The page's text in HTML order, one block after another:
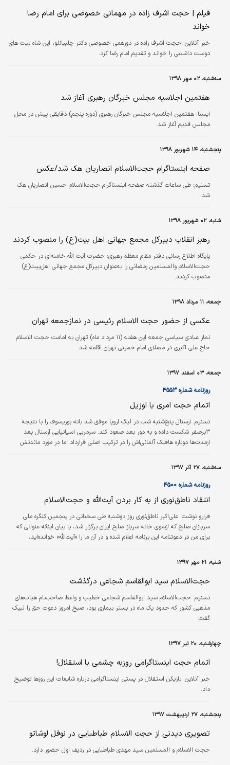
فیلم | حجت اشرف زاده در مهمانی خصوصی برای امام رضا
خواند
خبر آنلاین: حجت اشرف زاده در دورهمی خصوصی دکتر چلبیانلو، این شاه بیت های
دوست داشتنی را خواند و تقدیم امام رضا کرد.
سه‌شنبه، ۰۲ مهر ۱۳۹۸
هفتمین اجلاسیه مجلس خبرگان رهبری آغاز شد
ايسنا: هفتمین اجلاسیه مجلس خبرگان رهبری (دوره پنجم) دقایقی پیش در محل
مجلس قدیم آغاز شد.
پنجشنبه، ۱۴ شهریور ۱۳۹۸
صفحه اینستاگرام حجت‌الاسلام انصاریان هک شد/عکس
تسنیم: طی ساعات گذشته صفحه اینستاگرام حجت‌الاسلام حسین انصاریان هک
شد.
شنبه، ۰۲ شهریور ۱۳۹۸
رهبر انقلاب دبیرکل مجمع جهانی اهل‌ بیت(ع) را منصوب کردند
پایگاه اطلاع رسانی دفتر مقام معظم رهبری: حضرت آیت الله خامنه‌ای در حکمی
حجت‌الاسلام والمسلمین رمضانی را به‌عنوان دبیرکل مجمع جهانی اهل‌بیت(ع)
منصوب کردند.
جمعه، ۱۱ مرداد ۱۳۹۸
عکسی از حضور حجت الاسلام‌ رئیسی در نمازجمعه تهران
نماز عبادی سیاسی جمعه این هفته (۱۱ مرداد ماه) تهران به امامت حجت الاسلام‌
حاج علی اکبری در مصلای امام خمینی تهران اقامه شد.
جمعه، ۰۳ اسفند ۱۳۹۷
روزنامه شماره ۴۵۵۳
اتمام حجت امری با اوزیل
تسنیم: آرسنال پنج‌شنبه شب در لیگ اروپا موفق شد باته بوریسوف را با نتیجه
۳برصفر شکست داده و به دور بعد صعود کند. سرمربی اسپانیایی آرسنال بعد
ازمدت‌ها دوباره هافبک آلمانی‌‌اش را در ترکیب اصلی قرارداد اما در مورد ماندنش
تلاشش ادامه دهد، اینکه باید همان‌طور در خدمت تیم باشد که دراین بازی و در دو
هفته اخیر بود. از او راضی‌ام چون همان‌طور بازی کرد که ما می‌خواستیم. ما بازی‌های
زیادی پیش‌رو داریم و گاهی اوقات نیاز داریم که اوزیل هم…
سه‌شنبه، ۲۷ آذر ۱۳۹۷
روزنامه شماره ۴۵۰۰
انتقاد ناطق‌نوری از به کار بردن آیت‌الله و حجت‌الاسلام
فرارو نوشت:
علی‌اکبر ناطق‌نوری روز دوشنبه طی سخنانی در پنجمین کنگره ملی
سربازان صلح که ازسوی خانه سرباز صلح ایران برگزار شد، با بیان اینکه عنوانی که
برای من در دعوتنامه این برنامه اعلام شده و در آن ما را «آیت‌الله» خوانده‌اید،
طلبه هستم. این‌گونه القاب ما را مقداری به هم می‌ریزد؛ وقتی کسی به من بگوید
«آیت‌الله»، کم‌کم بادی به غبغب من می‌افتد و حال اگر کسی بعد از این به من بگوید
«حجت‌الاسلام» فکر می‌کنم که او با من چه مشکلی داشته…
شنبه، ۲۱ مهر ۱۳۹۷
حجت‌الاسلام سید ابوالقاسم شجاعی درگذشت
تسنیم: حجت‌الاسلام سید ابوالقاسم شجاعی خطیب و واعظ صاحب‌نام هیات‌های
مذهبی کشور که حدود یک ماه در بستر بیماری بود، صبح امروز دعوت حق را لبیک
گفت.
چهارشنبه، ۲۰ تیر ۱۳۹۷
اتمام حجت اینستاگرامی روزبه چشمی با استقلال!
خبر آنلاین: بازیکن استقلال در پستی اینستاگرامی درباره شایعات این روزها توضیح
داد.
پنجشنبه، ۲۷ اردیبهشت ۱۳۹۷
تصویری دیدنی از حجت الاسلام طباطبایی در نوفل لوشاتو
حجت الاسلام و المسلمین سید مهدی طباطبایی در ردیف اول حضور دارد.